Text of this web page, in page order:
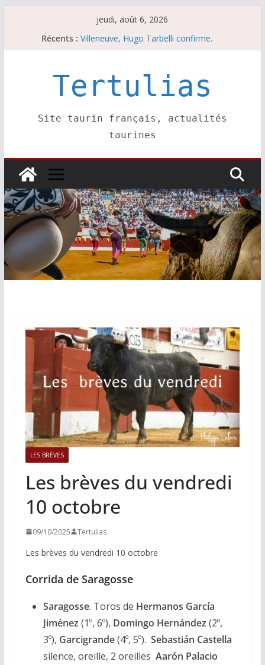
jeudi, août 6, 2026
Récents : Villeneuve, Hugo Tarbelli confirme.
Les brèves du jeudi 6 août
Les brèves du mercredi 5 août
Tertulias
Site taurin français, actualités
taurines
LES BRÈVES
Les brèves du vendredi
10 octobre
09/10/2025 Tertulias
Les brèves du vendredi 10 octobre
Corrida de Saragosse
Saragosse. Toros de Hermanos García
Jiménez (1º, 6º), Domingo Hernández (2º,
3º), Garcigrande(4º, 5º). Sebastián Castella
silence, oreille, 2 oreilles Aarón Palacio